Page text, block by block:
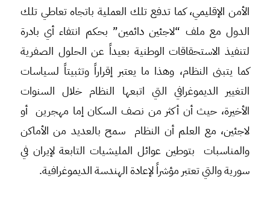
الأمن الإقليمي، كما تدفع تلك العملية باتجاه تعاطي تلك
الدول مع ملف “لاجئين دائمين” بحكم انتفاء أي بادرة
لتنفيذ الاستحقاقات الوطنية بعيداً عن الحلول الصفرية
كما يتبنى النظام، وهذا ما يعتبر إقراراً وتثبيتاً لسياسات
التغيير الديموغرافي التي اتبعها النظام خلال السنوات
الأخيرة، حيث أن أكثر من نصف السكان إما مهجرين أو
لاجئين، مع العلم أن النظام سمح بالعديد من الأماكن
والمناسبات بتوطين عوائل المليشيات التابعة لإيران في
سورية والتي تعتبر مؤشراً لإعادة الهندسة الديموغرافية.